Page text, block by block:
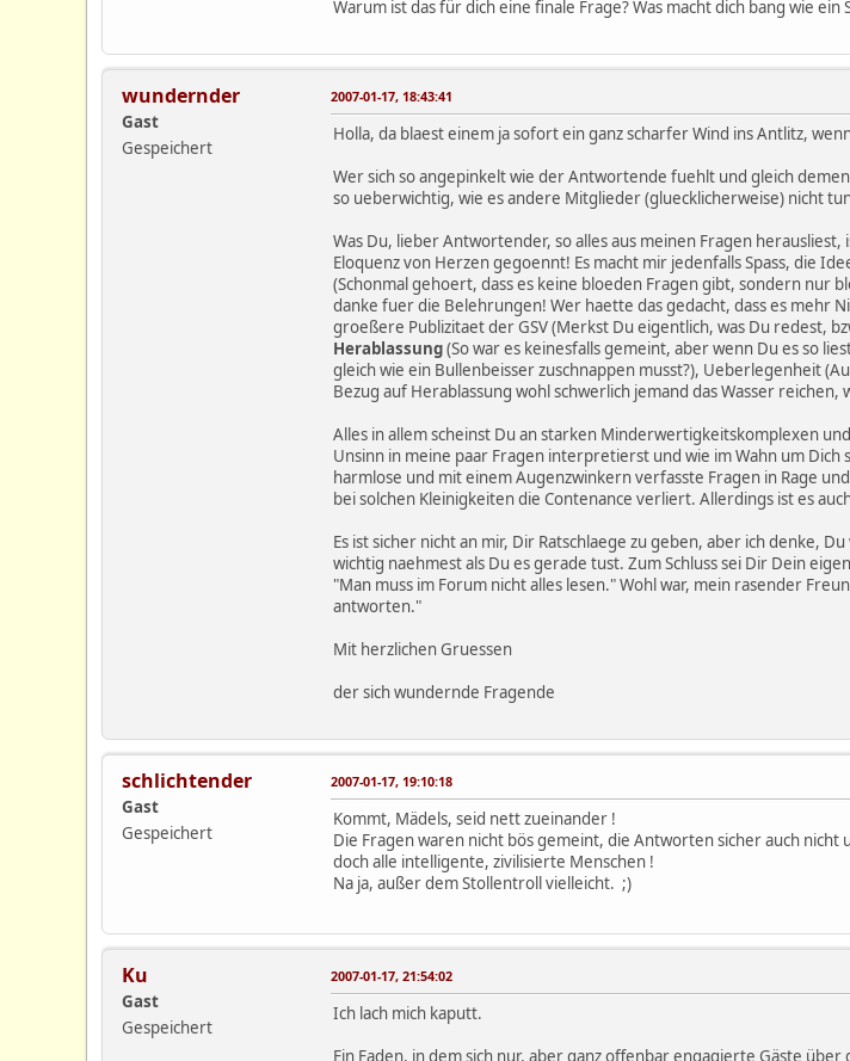
Warum ist das für dich eine finale Frage? Was macht dich bang wie ein
wundernder
Gast
Gespeichert
2007-01-17, 18:43:41
Holla, da blaest einem ja sofort ein ganz scharfer Wind ins Antlitz,
Wer sich so angepinkelt wie der Antwortende fuehlt und gleich
so ueberwichtig, wie es andere Mitglieder (gluecklicherweise) nicht
Was Du, lieber Antwortender, so alles aus meinen Fragen herausliest,
Eloquenz von Herzen gegoennt! Es macht mir jedenfalls Spass, die
(Schonmal gehoert, dass es keine bloeden Fragen gibt, sondern nur
danke fuer die Belehrungen! Wer haette das gedacht, dass es
groeßere Publizitaet der GSV (Merkst Du eigentlich, was Du redest,
Herablassung(So war es keinesfalls gemeint, aber wenn Du es so
gleich wie ein Bullenbeisser zuschnappen musst?), Ueberlegenheit
Bezug auf Herablassung wohl schwerlich jemand das Wasser
Alles in allem scheinst Du an starken Minderwertigkeitskomplexen
Unsinn in meine paar Fragen interpretierst und wie im Wahn um
harmlose und mit einem Augenzwinkern verfasste Fragen in Rage
bei solchen Kleinigkeiten die Contenance verliert. Allerdings ist es
Es ist sicher nicht an mir, Dir Ratschlaege zu geben, aber ich denke,
wichtig naehmest als Du es gerade tust. Zum Schluss sei Dir Dein
"Man muss im Forum nicht alles lesen." Wohl war, mein rasender
antworten."
Mit herzlichen Gruessen
der sich wundernde Fragende
schlichtender
Gast
Gespeichert
2007-01-17, 19:10:18
Kommt, Mädels, seid nett zueinander !
Die Fragen waren nicht bös gemeint, die Antworten sicher auch
doch alle intelligente, zivilisierte Menschen !
Na ja, außer dem Stollentroll vielleicht. ;)
Ku
Gast
Gespeichert
2007-01-17, 21:54:02
Ich lach mich kaputt.
Ein Faden, in dem sich nur, aber ganz offenbar engagierte Gäste